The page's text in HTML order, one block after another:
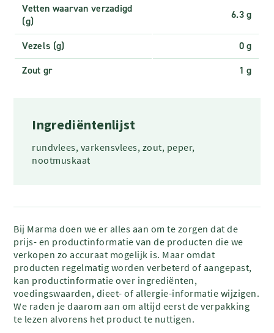
Vetten waarvan verzadigd
(g)
6.3 g
Vezels (g)
0 g
Zout gr
1 g
Ingrediëntenlijst
rundvlees, varkensvlees, zout, peper,
nootmuskaat
Bij Marma doen we er alles aan om te zorgen dat de
prijs- en productinformatie van de producten die we
verkopen zo accuraat mogelijk is. Maar omdat
producten regelmatig worden verbeterd of aangepast,
kan productinformatie over ingrediënten,
voedingswaarden, dieet- of allergie-informatie wijzigen.
We raden je daarom aan om altijd eerst de verpakking
te lezen alvorens het product te nuttigen.